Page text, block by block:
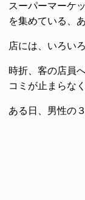
スーパーマーケ
を集めている、
店には、いろい
時折、客の店員
コミが止まらな
ある日、男性の